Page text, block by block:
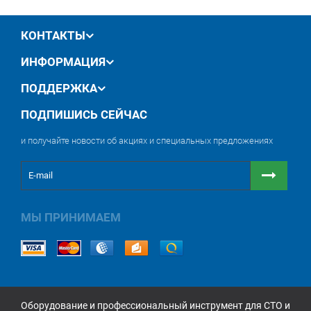
КОНТАКТЫ
ИНФОРМАЦИЯ
ПОДДЕРЖКА
ПОДПИШИСЬ СЕЙЧАС
и получайте новости об акциях и специальных предложениях
МЫ ПРИНИМАЕМ
Оборудование и профессиональный инструмент для СТО и